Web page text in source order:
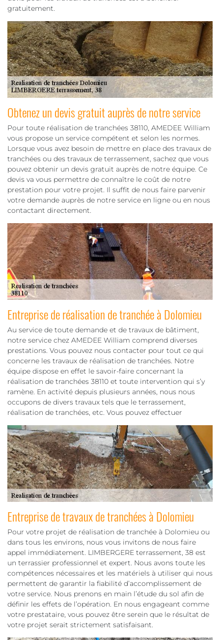
gratuitement.
Obtenez un devis gratuit auprès de notre service
Pour toute réalisation de tranchées 38110, AMEDEE William
vous propose un service compétent et selon les normes.
Lorsque vous avez besoin de mettre en place des travaux de
tranchées ou des travaux de terrassement, sachez que vous
pouvez obtenir un devis gratuit auprès de notre équipe. Ce
devis va vous permettre de connaître le coût de notre
prestation pour votre projet. Il suffit de nous faire parvenir
votre demande auprès de notre service en ligne ou en nous
contactant directement.
Entreprise de réalisation de tranchée à Dolomieu
Au service de toute demande et de travaux de bâtiment,
notre service chez AMEDEE William comprend diverses
prestations. Vous pouvez nous contacter pour tout ce qui
concerne les travaux de réalisation de tranchées. Notre
équipe dispose en effet le savoir-faire concernant la
réalisation de tranchées 38110 et toute intervention qui s’y
ramène. En activité depuis plusieurs années, nous nous
occupons de divers travaux tels que le terrassement,
réalisation de tranchées, etc. Vous pouvez effectuer
Entreprise de travaux de tranchées à Dolomieu
Pour votre projet de réalisation de tranchée à Dolomieu ou
dans tous les environs, nous vous invitons de nous faire
appel immédiatement. LIMBERGERE terrassement, 38 est
un terrassier professionnel et expert. Nous avons toute les
compétences nécessaires et les matériels à utiliser qui nous
permettent de garantir la fiabilité d’accomplissement de
votre service. Nous prenons en main l’étude du sol afin de
définir les effets de l’opération. En nous engageant comme
votre prestataire, vous pouvez être serein que le résultat de
votre projet serait strictement satisfaisant.